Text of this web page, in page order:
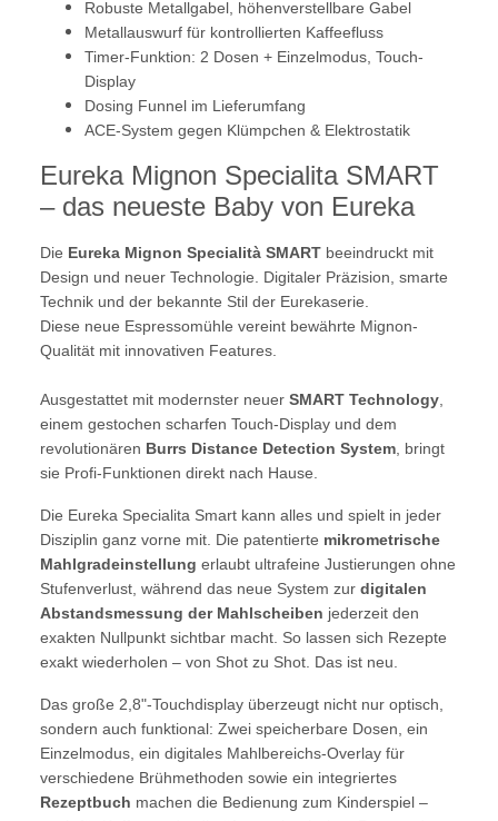
Robuste Metallgabel, höhenverstellbare Gabel
Metallauswurf für kontrollierten Kaffeefluss
Timer-Funktion: 2 Dosen + Einzelmodus, Touch-
Display
Dosing Funnel im Lieferumfang
ACE-System gegen Klümpchen & Elektrostatik
Eureka Mignon Specialita SMART
– das neueste Baby von Eureka
Die Eureka Mignon Specialità SMART beeindruckt mit
Design und neuer Technologie. Digitaler Präzision, smarte
Technik und der bekannte Stil der Eurekaserie.
Diese neue Espressomühle vereint bewährte Mignon-
Qualität mit innovativen Features.
Ausgestattet mit modernster neuer SMART Technology
einem gestochen scharfen Touch-Display und dem
revolutionären Burrs Distance Detection System , bringt
sie Profi-Funktionen direkt nach Hause.
Die Eureka Specialita Smart kann alles und spielt in jeder
Disziplin ganz vorne mit. Die patentierte mikrometrische
Mahlgradeinstellung erlaubt ultrafeine Justierungen ohne
Stufenverlust, während das neue System zur digitalen
Abstandsmessung der Mahlscheiben jederzeit den
exakten Nullpunkt sichtbar macht. So lassen sich Rezepte
exakt wiederholen – von Shot zu Shot. Das ist neu.
Das große 2,8"-Touchdisplay überzeugt nicht nur optisch,
sondern auch funktional: Zwei speicherbare Dosen, ein
Einzelmodus, ein digitales Mahlbereichs-Overlay für
verschiedene Brühmethoden sowie ein integriertes
Rezeptbuch machen die Bedienung zum Kinderspiel –